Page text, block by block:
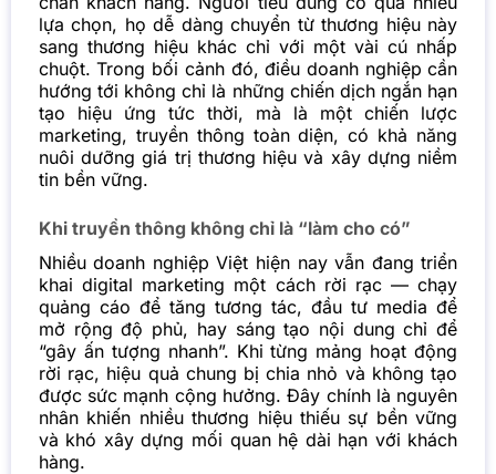
lựa chọn, họ dễ dàng chuyển từ thương hiệu này
sang thương hiệu khác chỉ với một vài cú nhấp
chuột. Trong bối cảnh đó, điều doanh nghiệp cần
hướng tới không chỉ là những chiến dịch ngắn hạn
tạo hiệu ứng tức thời, mà là một chiến lược
marketing, truyền thông toàn diện, có khả năng
nuôi dưỡng giá trị thương hiệu và xây dựng niềm
tin bền vững.
Khi truyền thông không chỉ là “làm cho có”
Nhiều doanh nghiệp Việt hiện nay vẫn đang triển
khai digital marketing một cách rời rạc — chạy
quảng cáo để tăng tương tác, đầu tư media để
mở rộng độ phủ, hay sáng tạo nội dung chỉ để
“gây ấn tượng nhanh”. Khi từng mảng hoạt động
rời rạc, hiệu quả chung bị chia nhỏ và không tạo
được sức mạnh cộng hưởng. Đây chính là nguyên
nhân khiến nhiều thương hiệu thiếu sự bền vững
và khó xây dựng mối quan hệ dài hạn với khách
hàng.